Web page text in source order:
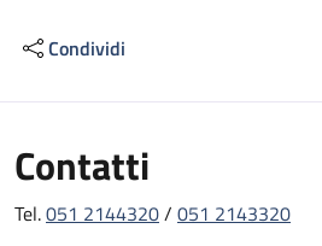
Condividi
Contatti
Tel.051 2144320/ 051 2143320